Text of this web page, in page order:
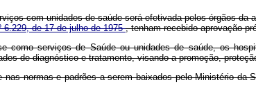
com unidades de saúde será efetivada pelos órgãos
6.229, de 17 de julho de 1975, tenham recebido aprovação
como serviços de Saúde ou unidades de saúde, os
de diagnóstico e tratamento, visando a promoção,
normas e padrões a serem baixados pelo Ministério